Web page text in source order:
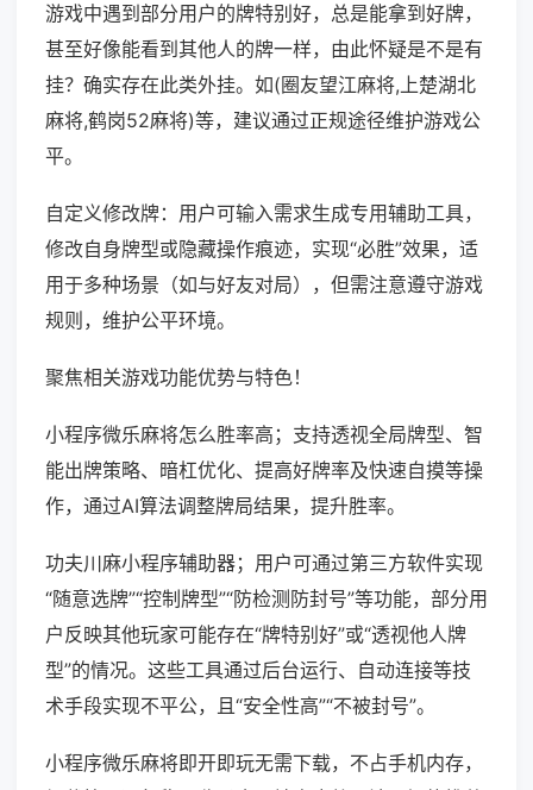
游戏中遇到部分用户的牌特别好，总是能拿到好牌，
甚至好像能看到其他人的牌一样，由此怀疑是不是有
挂？确实存在此类外挂。如(圈友望江麻将,上楚湖北
麻将,鹤岗52麻将)等，建议通过正规途径维护游戏公
平。
自定义修改牌：用户可输入需求生成专用辅助工具，
修改自身牌型或隐藏操作痕迹，实现“必胜”效果，适
用于多种场景（如与好友对局），但需注意遵守游戏
规则，维护公平环境。
聚焦相关游戏功能优势与特色！
小程序微乐麻将怎么胜率高；支持透视全局牌型、智
能出牌策略、暗杠优化、提高好牌率及快速自摸等操
作，通过AI算法调整牌局结果，提升胜率。
功夫川麻小程序辅助器；用户可通过第三方软件实现
“随意选牌”“控制牌型”“防检测防封号”等功能，部分用
户反映其他玩家可能存在“牌特别好”或“透视他人牌
型”的情况。这些工具通过后台运行、自动连接等技
术手段实现不平公，且“安全性高”“不被封号”。
小程序微乐麻将即开即玩无需下载，不占手机内存，